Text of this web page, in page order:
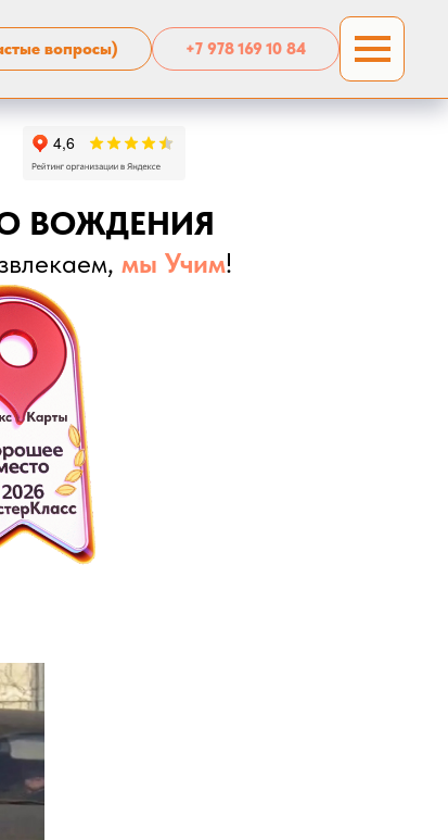
вопросы) +7 978 169 10 84
ВОЖДЕНИЯ
мы Учим!